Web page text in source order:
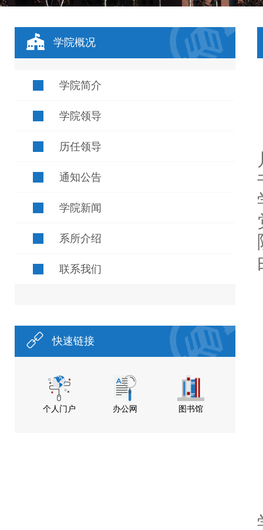
学院概况
学院简介
学院领导
历任领导
通知公告
学院新闻
系所介绍
联系我们
快速链接
个人门户 办公网 图书馆